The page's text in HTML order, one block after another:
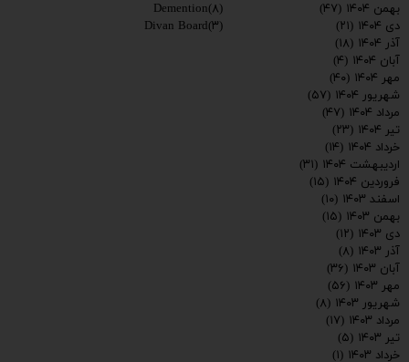
Demention(۸)
Divan Board(۳)
بهمن ۱۴۰۴
(۴۷)
دی ۱۴۰۴
(۲۱)
آذر ۱۴۰۴
(۱۸)
آبان ۱۴۰۴
(۴)
مهر ۱۴۰۴
(۴۰)
شهریور ۱۴۰۴
(۵۷)
مرداد ۱۴۰۴
(۴۷)
تیر ۱۴۰۴
(۲۳)
خرداد ۱۴۰۴
(۱۴)
اردیبهشت ۱۴۰۴
(۳۱)
فروردین ۱۴۰۴
(۱۵)
اسفند ۱۴۰۳
(۱۰)
بهمن ۱۴۰۳
(۱۵)
دی ۱۴۰۳
(۱۲)
آذر ۱۴۰۳
(۸)
آبان ۱۴۰۳
(۳۶)
مهر ۱۴۰۳
(۵۶)
شهریور ۱۴۰۳
(۸)
مرداد ۱۴۰۳
(۱۷)
تیر ۱۴۰۳
(۵)
خرداد ۱۴۰۳
(۱)